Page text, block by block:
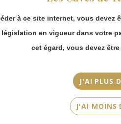
à ce site internet, vous devez
législation en vigueur dans votre
cet égard, vous devez
J'AI PLUS
J'AI MOINS
Cépage(s)
Cabernet Franc, Cabernet Sauvignon,
Merci de bien
prendre en
Les envois
partir du
Les
en click-
collect
Faubourg